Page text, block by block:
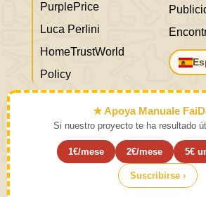
PurplePrice
Luca Perlini
HomeTrustWorld
Policy
★ Apoya Manuale
Si nuestro proyecto te ha resultado
1€/mese 2€/mese 5€
Suscribirse ›